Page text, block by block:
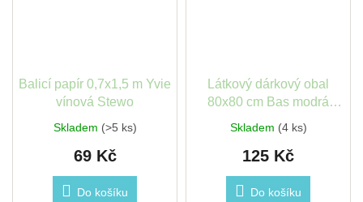
Balicí papír 0,7x1,5 m Yvie
vínová Stewo
Skladem (>5 ks)
69 Kč
Do košíku
Látkový dárkový obal
80x80 cm Bas modrá
Skladem (4 ks)
125 Kč
Do košíku